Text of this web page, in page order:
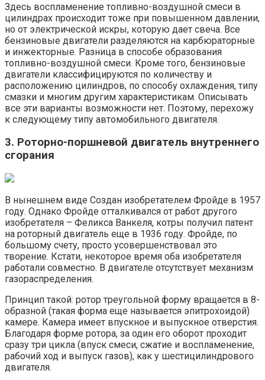
Здесь воспламенение топливно-воздушной смеси в
цилиндрах происходит тоже при повышенном давлении,
но от электрической искры, которую дает свеча. Все
бензиновые двигатели разделяются на карбюраторные
и инжекторные. Разница в способе образования
топливно-воздушной смеси. Кроме того, бензиновые
двигатели классифицируются по количеству и
расположению цилиндров, по способу охлаждения, типу
смазки и многим другим характеристикам. Описывать
все эти варианты возможности нет. Поэтому, перехожу
к следующему типу автомобильного двигателя.
3. Роторно-поршневой двигатель внутреннего
сгорания
В нынешнем виде Создан изобретателем Фройде в 1957
году. Однако Фройде отталкивался от работ другого
изобретателя – Феликса Ванкеля, котры получил патент
на роторный двигатель еще в 1936 году. Фройде, по
большому счету, просто усовершенствовал это
творение. Кстати, некоторое время оба изобретателя
работали совместно. В двигателе отсутствует механизм
газораспределения.
Принцип такой: ротор треугольной форму вращается в 8-
образной (такая форма еще называется эпитрохоидой)
камере. Камера имеет впускное и выпускное отверстия.
Благодаря форме ротора, за один его оборот проходит
сразу три цикла (впуск смеси, сжатие и воспламенение,
рабочий ход и выпуск газов), как у шестицилиндрового
двигателя.